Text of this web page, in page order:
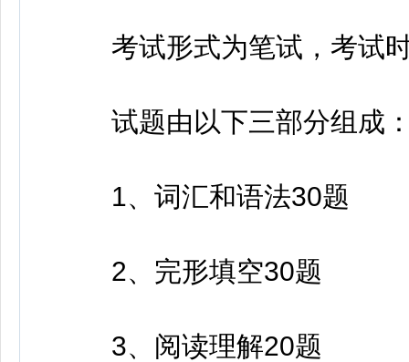
考试形式为笔试，考试时
试题由以下三部分组成
1、词汇和语法30题
2、完形填空30题
3、阅读理解20题